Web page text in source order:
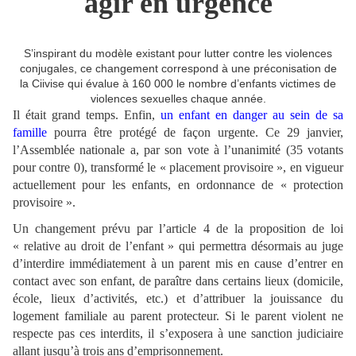
S’inspirant du modèle existant pour lutter contre les violences
conjugales, ce changement correspond à une préconisation de
la Ciivise qui évalue à 160 000 le nombre d’enfants victimes de
violences sexuelles chaque année.
Il était grand temps. Enfin, un enfant en danger au sein de sa
famille pourra être protégé de façon urgente. Ce 29 janvier,
l’Assemblée nationale a, par son vote à l’unanimité (35 votants
pour contre 0), transformé le « placement provisoire », en vigueur
actuellement pour les enfants, en ordonnance de « protection
provisoire ».
Un changement prévu par l’article 4 de la proposition de loi
« relative au droit de l’enfant » qui permettra désormais au juge
d’interdire immédiatement à un parent mis en cause d’entrer en
contact avec son enfant, de paraître dans certains lieux (domicile,
école, lieux d’activités, etc.) et d’attribuer la jouissance du
logement familiale au parent protecteur. Si le parent violent ne
respecte pas ces interdits, il s’exposera à une sanction judiciaire
allant jusqu’à trois ans d’emprisonnement.